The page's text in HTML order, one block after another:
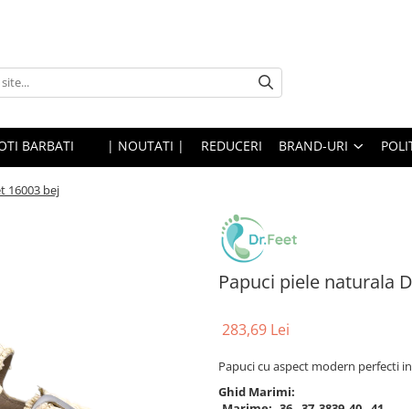
BARBATI | NOUTATI | REDUCERI BRAND-URI
16003 bej
Papuci piele naturala
283,69 Lei
Papuci cu aspect modern perfecti
Ghid Marimi: